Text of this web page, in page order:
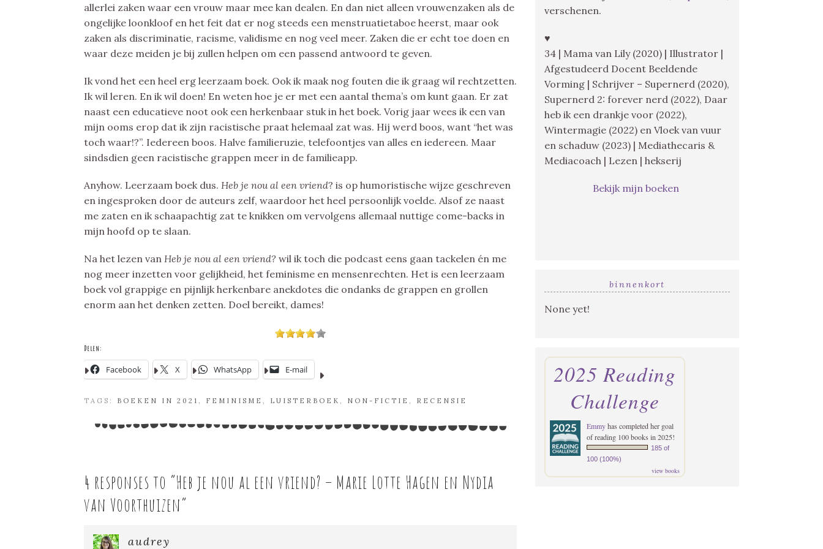
allerlei zaken waar een vrouw maar mee kan dealen. En dan niet alleen vrouwenzaken als de
ongelijke loonkloof en het feit dat er nog steeds een menstruatietaboe heerst, maar ook
zaken als discriminatie, racisme, validisme en nog veel meer. Zaken die er echt toe doen en
waar deze meiden je bij zullen helpen om een passend antwoord te geven.
Ik vond het een heel erg leerzaam boek. Ook ik maak nog fouten die ik graag wil rechtzetten.
Ik wil leren. En ik wil doen! En weten hoe je er met een aantal thema’s om kunt gaan. Er zat
naast een educatieve noot ook een herkenbaar stuk in het boek. Vorig jaar wees ik een van
mijn ooms erop dat ik zijn racistische praat helemaal zat was. Hij werd boos, want “het was
toch waar!?”. Iedereen boos. Halve familieruzie, telefoontjes van alles en iedereen. Maar
sindsdien geen racistische grappen meer in de familieapp.
Anyhow. Leerzaam boek dus. Heb je nou al een vriend? is op humoristische wijze geschreven
en ingesproken door de auteurs zelf, waardoor het heel persoonlijk voelde. Alsof ze naast
me zaten en ik schaapachtig zat te knikken om vervolgens allemaal nuttige come-backs in
mijn hoofd op te slaan.
Na het lezen van Heb je nou al een vriend? wil ik toch die podcast eens gaan tackelen én me
nog meer inzetten voor gelijkheid, het feminisme en mensenrechten. Het is een leerzaam
boek vol grappige en pijnlijk herkenbare anekdotes die ondanks de grappen en grollen
enorm aan het denken zetten. Doel bereikt, dames!
Delen:
Facebook X WhatsApp E-mail
TAGS: BOEKEN IN 2021 , FEMINISME , LUISTERBOEK , NON-FICTIE , RECENSIE
4 responses to “Heb je nou al een vriend? – Marie Lotte Hagen en Nydia
van Voorthuizen”
audrey
verschenen.
♥
34 | Mama van Lily (2020) | Illustrator |
Afgestudeerd Docent Beeldende
Vorming | Schrijver – Supernerd (2020),
Supernerd 2: forever nerd (2022), Daar
heb ik een drankje voor (2022),
Wintermagie (2022) en Vloek van vuur
en schaduw (2023) | Mediathecaris &
Mediacoach | Lezen | hekserij
Bekijk mijn boeken
binnenkort
None yet!
2025 Reading
Challenge
Emmyhas completed her goal
of reading 100 books in 2025!
185 of
100 (100%)
view books